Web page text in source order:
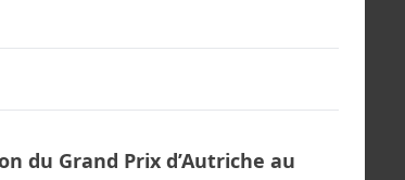
du Grand Prix d’Autriche au